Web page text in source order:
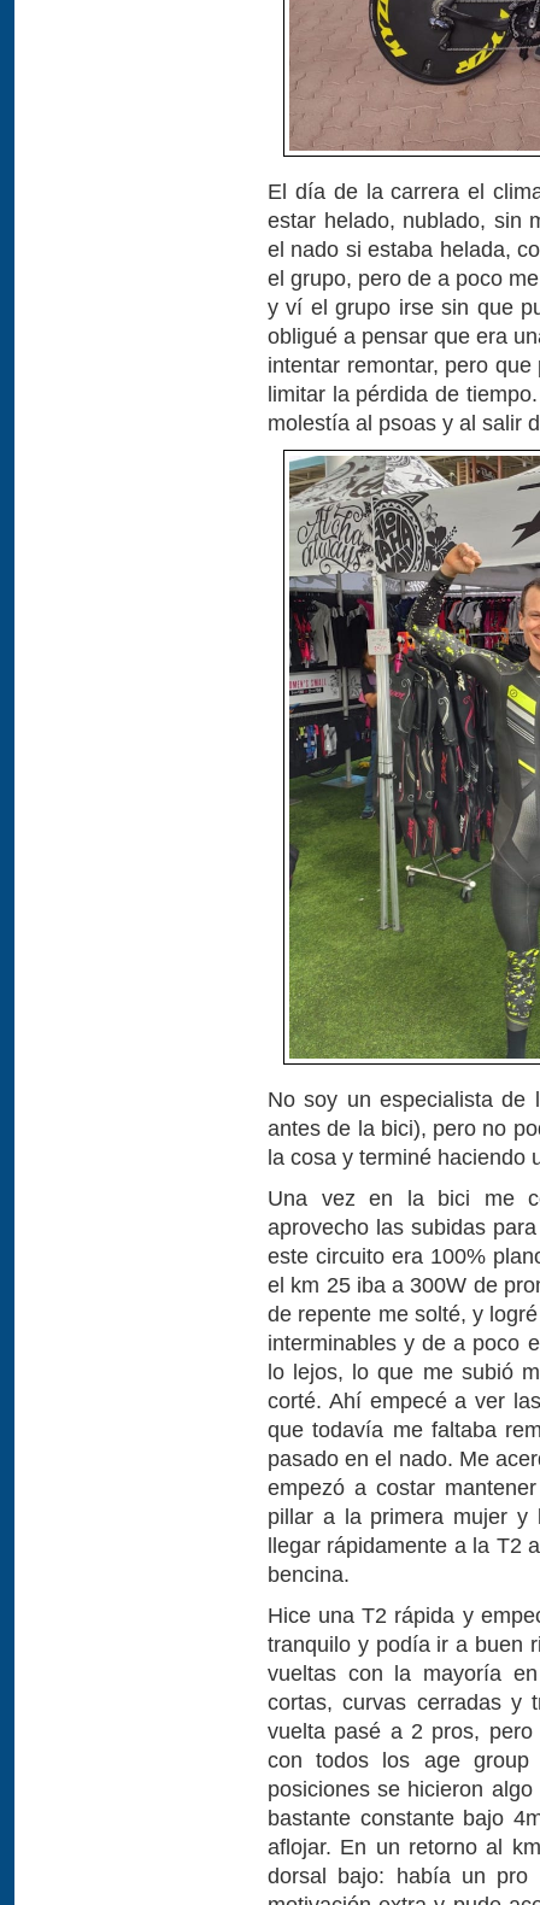
El día de la carrera el
estar helado, nublado, sin
el nado si estaba helada,
el grupo, pero de a poco
y ví el grupo irse sin que
obligué a pensar que era
intentar remontar, pero
limitar la pérdida de
molestía al psoas y al salir
No soy un especialista de
antes de la bici), pero no
la cosa y terminé haciendo
Una vez en la bici me
aprovecho las subidas
este circuito era 100%
el km 25 iba a 300W de
de repente me solté, y
interminables y de a poco
lo lejos, lo que me subió
corté. Ahí empecé a ver
que todavía me faltaba
pasado en el nado. Me
empezó a costar
pillar a la primera mujer y
llegar rápidamente a la T2
bencina.
Hice una T2 rápida y
tranquilo y podía ir a buen
vueltas con la mayoría
cortas, curvas cerradas y
vuelta pasé a 2 pros,
con todos los age
posiciones se hicieron
bastante constante bajo
aflojar. En un retorno al
dorsal bajo: había un